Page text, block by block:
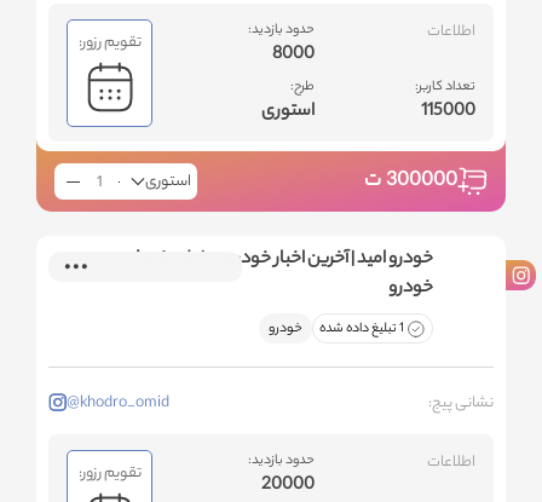
اطلاعات
تعداد کاربر:
115000
حدود بازدید:
8000
طرح:
استوری
تقویم رزور:
300000ت استوری
خودرو امید | آخرین اخبار خودرویی | طرح فروش
خودرو
1 تبلیغ داده شده خودرو
نشانی پیج: @khodro_omid
اطلاعات حدود بازدید:
20000 تقویم رزور: